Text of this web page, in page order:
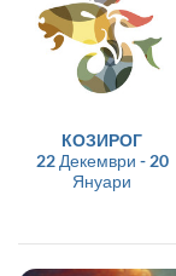
КОЗИРОГ
22 Декември - 20
Януари